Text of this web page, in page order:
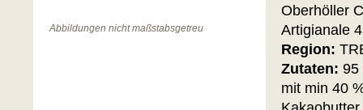
Oberhöller
Artigianale
Region:
Zutaten: 95
mit min 40
Abbildungen nicht maßstabsgetreu